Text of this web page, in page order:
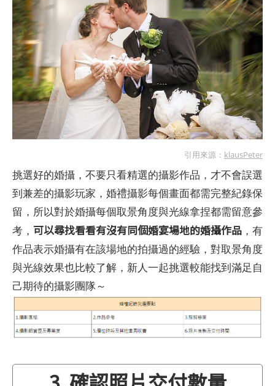
引用來源： klausPeter
挑選好的婚攝，不要只看精選的攝影作品，才不會誤選
到兼差的攝影玩家，婚禮攝影每個畫面都需完整紀錄保
留，所以對於婚攝每個取景角度與光線拿捏都需留意參
考， 可以尋找看看有沒有同個婚宴場地的婚攝作品 ，有
作品表示婚攝有在該場地的拍攝過的經驗，對取景角度
與光線效果也比較了解，新人一起挑選較能找到滿足自
己期待的攝影團隊～